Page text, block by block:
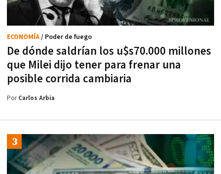
De dónde saldrían los u$s70.000 millones
que Milei dijo tener para frenar una
posible corrida cambiaria
ECONOMÍA/ Poder de fuego
PorCarlos Arbia